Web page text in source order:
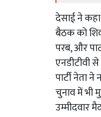
देसाई ने
बैठक को
परब, और
एनडीटीवी
पार्टी नेता
चुनाव में भी
उम्मीदवार